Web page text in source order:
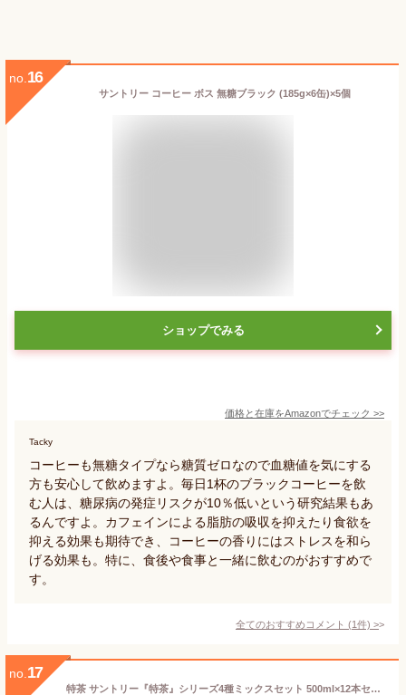
no. 16
サントリー コーヒー ボス 無糖ブラック (185g×6缶)×5個
ショップでみる
価格と在庫をAmazonでチェック >>
Tacky
コーヒーも無糖タイプなら糖質ゼロなので血糖値を気にする
方も安心して飲めますよ。毎日1杯のブラックコーヒーを飲
む人は、糖尿病の発症リスクが10％低いという研究結果もあ
るんですよ。カフェインによる脂肪の吸収を抑えたり食欲を
抑える効果も期待でき、コーヒーの香りにはストレスを和ら
げる効果も。特に、食後や食事と一緒に飲むのがおすすめで
す。
全てのおすすめコメント (1件) >
no. 17
特茶 サントリー『特茶』シリーズ4種ミックスセット 500ml×12本セット ペット 特定保健用食品 特保 送料無料